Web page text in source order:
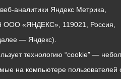
аналитики Яндекс Метрика,
ООО «ЯНДЕКС», 119021, Россия,
— Яндекс).
технологию “cookie” —
на компьютере пользователей